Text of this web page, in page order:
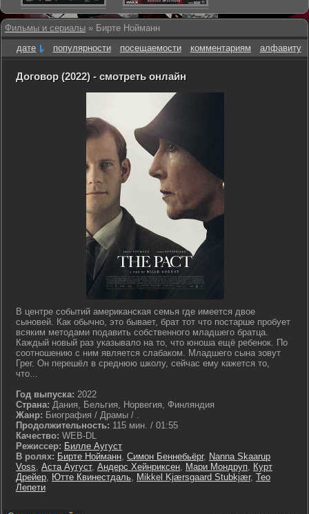
Фильмы и сериалы » Бирте Нойманн
дате
популярности посещаемости комментариям алфавиту
Договор (2022) - смотреть онлайн
В центре событий американская семья где имеется двое
сыновей. Как обычно, это бывает, брат тот что постарше пробует
всяким методами подавить собственного младшего братца.
Каждый новый раз указывало на то, что юноша ещё ребенок. По
соотношению с ним является слабаком. Младшего сына зовут
Грег. Он перешёл в среднюю школу, сейчас ему кажется то,
что...
Год выпуска: 2022
Страна: Дания, Бельгия, Норвегия, Финляндия
Жанр: Биография / Драмы / .
Продолжительность: 115 мин. / 01:55
Качество: WEB-DL
Режиссер: Билле Аугуст
В ролях: Бирте Нойманн, Симон Беннебьёрг, Nanna Skaarup
Voss, Аста Аугуст, Андерс Хейнриксен, Мари Мондруп, Курт
Дрейер, Ютте Квинестдаль, Mikkel Kjærsgaard Stubkjær, Тео
Лепети